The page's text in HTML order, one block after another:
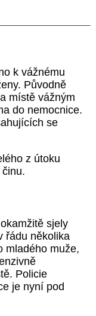
k vážnému
Původně
místě vážným
do nemocnice.
se
z útoku
sjely
řádu několika
mladého muže,
Policie
je nyní pod